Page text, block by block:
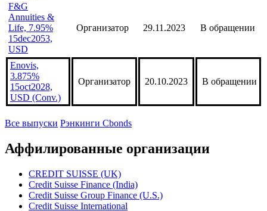
F&G
Annuities &
Life, 7.95%
15dec2053,
USD
Организатор 29.11.2023 В обращении
Enovis,
3.875%
15oct2028,
USD (Conv.)
Организатор 20.10.2023 В обращении
Все выпуски Рэнкинги Cbonds
Аффилированные организации
CREDIT SUISSE (UK)
Credit Suisse Finance (India)
Credit Suisse Group Finance (U.S.)
Credit Suisse International